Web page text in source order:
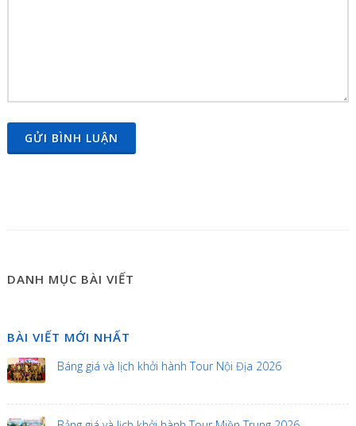
GỬI BÌNH LUẬN
DANH MỤC BÀI VIẾT
BÀI VIẾT MỚI NHẤT
Báng giá và lịch khởi hành Tour Nội Địa 2026